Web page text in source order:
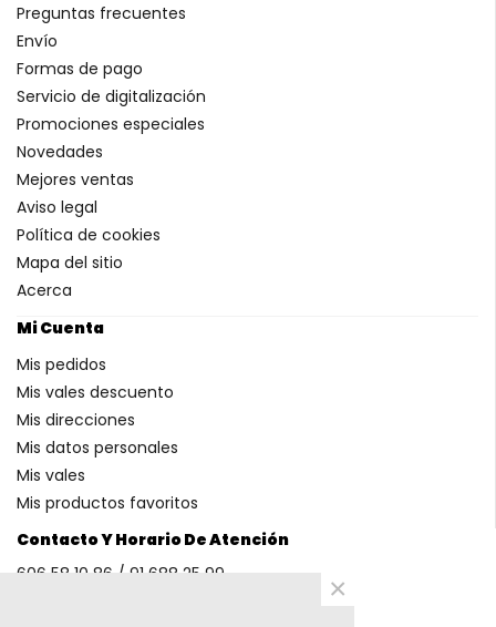
Contacto Y Horario De Atención
606 58 10 86 / 91 688 25 99
Preguntas frecuentes
Envío
Formas de pago
Servicio de digitalización
Promociones especiales
Novedades
Mejores ventas
Aviso legal
Política de cookies
Mapa del sitio
Acerca
Mi Cuenta
Mis pedidos
Mis vales descuento
Mis direcciones
Mis datos personales
Mis vales
Mis productos favoritos
×